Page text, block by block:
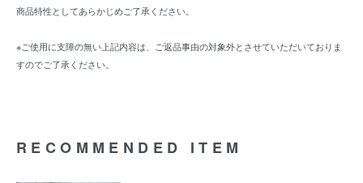
商品特性としてあらかじめご了承ください。
※ご使用に支障の無い上記内容は、ご返品事由の対象外とさせていただいておりま
すのでご了承ください。
RECOMMENDED ITEM